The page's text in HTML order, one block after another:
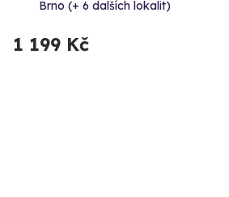
Brno (+ 6 dalších lokalit)
1 199 Kč